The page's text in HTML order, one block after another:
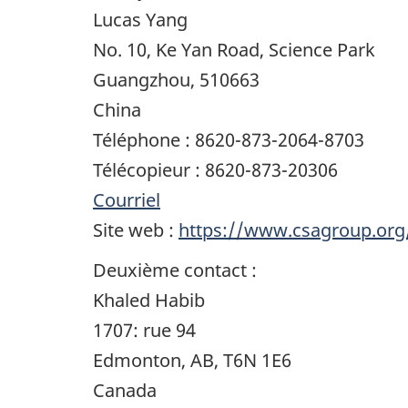
Lucas Yang
No. 10, Ke Yan Road, Science Park
Guangzhou, 510663
China
Téléphone : 8620-873-2064-8703
Télécopieur : 8620-873-20306
Courriel
Site web : https://
Deuxième contact :
Khaled Habib
1707: rue 94
Edmonton, AB, T6N 1E6
Canada